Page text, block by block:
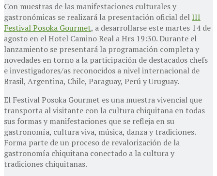
Con muestras de las manifestaciones culturales y
gastronómicas se realizará la presentación oficial delIII
Festival Posoka Gourmet, a desarrollarse este martes 14 de
agosto en el Hotel Camino Real a Hrs 19:30. Durante el
lanzamiento se presentará la programación completa y
novedades en torno a la participación de destacados chefs
e investigadores/as reconocidos a nivel internacional de
Brasil, Argentina, Chile, Paraguay, Perú y Uruguay.
El Festival Posoka Gourmet es una muestra vivencial que
transporta al visitante con la cultura chiquitana en todas
sus formas y manifestaciones que se refleja en su
gastronomía, cultura viva, música, danza y tradiciones.
Forma parte de un proceso de revalorización de la
gastronomía chiquitana conectado a la cultura y
tradiciones chiquitanas.